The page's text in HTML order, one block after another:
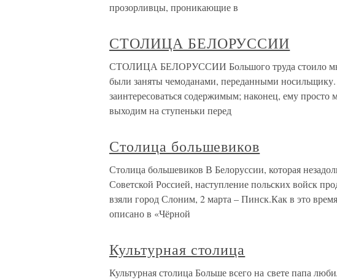
прозорливцы, проникающие в
СТОЛИЦА БЕЛОРУССИИ
СТОЛИЦА БЕЛОРУССИИ Большого труда стоило
были заняты чемоданами, переданными
заинтересоваться содержимым; наконец, ему
выходим на ступеньки перед
Столица большевиков
Столица большевиков В Белоруссии, которая
Советской Россией, наступление польских войск
взяли город Слоним, 2 марта – Пинск.Как в это
описано в «Чёрной
Культурная столица
Культурная столица Больше всего на свете папа